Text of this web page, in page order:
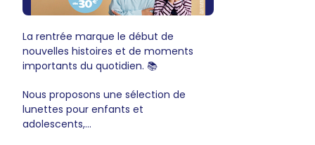
La rentrée marque le début de
nouvelles histoires et de moments
importants du quotidien. 📚
Nous proposons une sélection de
lunettes pour enfants et
adolescents,...